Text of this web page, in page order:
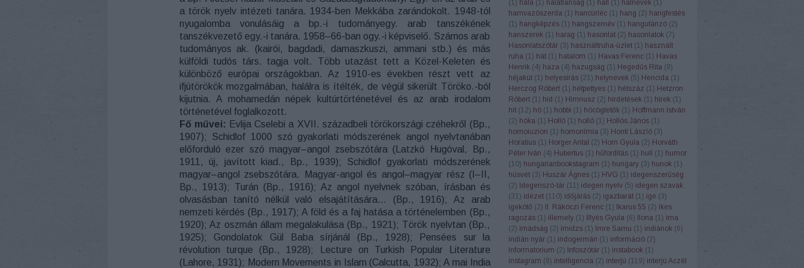
a török nyelv intézeti tanára. 1934-ben Mekkába zarándokolt. 1948-tól
nyugalomba vonulásáig a bp.-i tudományegy. arab tanszékének
tanszékvezető egy.-i tanára. 1958–66-ban ogy.-i képviselő. Számos arab
tudományos ak. (kairói, bagdadi, damaszkuszi, ammani stb.) és más
külföldi tudós társ. tagja volt. Több utazást tett a Közel-Keleten és
különböző európai országokban. Az 1910-es években részt vett az
ifjútörökök mozgalmában, halálra is ítélték, de végül sikerült Töröko.-ból
kijutnia. A mohamedán népek kultúrtörténetével és az arab irodalom
történetével foglalkozott.
Fő művei: Evlija Cselebi a XVII. századbeli törökországi czéhekről (Bp.,
1907); Schidlof 1000 szó gyakorlati módszerének angol nyelvtanában
előforduló ezer szó magyar–angol zsebszótára (Latzkó Hugóval, Bp.,
1911, új, javított kiad., Bp., 1939); Schidlof gyakorlati módszerének
magyar–angol zsebszótára. Magyar-angol és angol–magyar rész (I–II,
Bp., 1913); Turán (Bp., 1916); Az angol nyelvnek szóban, írásban és
olvasásban tanító nélkül való elsajátítására… (Bp., 1916); Az arab
nemzeti kérdés (Bp., 1917); A föld és a faj hatása a történelemben (Bp.,
1920); Az oszmán állam megalakulása (Bp., 1921); Török nyelvtan (Bp.,
1925); Gondolatok Gül Baba sírjánál (Bp., 1928); Pensées sur la
révolution turque (Bp., 1928); Lecture on Turkish Popular Literature
(Lahore, 1931); Modern Movements in Islam (Calcutta, 1932); A mai India
(1 ) hála (1 ) hálátlanság (1 ) hall (1 ) halnevek (1 )
hamvazószerda (1 ) hancúrléc (1 ) hang (2) hangfestés
(1 ) hangképzés (1 ) hangszernév (1 ) hangutánzó (2)
hanszerek (1 ) harag (1 ) hasonlat (2) hasonlatok (7)
Hasonlatszótár (3) használtruha-üzlet (1 ) használt
ruha (1 ) hát (1 ) hatalom (1 ) Havas Ferenc (1 ) Havas
Henrik (4) haza (4) hazugság (1 ) Hegedűs Rita (8)
héjakút (1 ) helyesírás (21 ) helynevek (5) Hencida (1 )
Herczog Róbert (1 ) hétpettyes (1 ) hétszáz (1 ) Hetzron
Róbert (1 ) híd (1 ) Himnusz (2) hirdetések (1 ) hírek (1 )
hit (12) hó (1 ) hobbi (1 ) höcögtetők (1 ) Hoffmann István
(2) hóka (1 ) Holló (1 ) holló (1 ) Hollós János (1 )
homoiuzion (1 ) homonímia (3) Honti László (3)
Horatius (1 ) Horger Antal (2) Horn Gyula (2) Horváth
Péter Iván (4) Hubertus (1 ) hűfordítás (1 ) hull (1 ) humor
(10) hungarianbookstagram (1 ) hungary (3) hunok (1 )
húsvét (3) Huszár Ágnes (1 ) HVG (1 ) idegenszerűség
(2) Idegenszó-tár (11 ) idegen nyelv (5) idegen szavak
(31 ) idézet (110) időjárás (2) igazbarát (1 ) ige (3)
igekötő (2) II. Rákóczi Ferenc (1 ) Ikarus 55 (2) ikes
ragozás (1 ) illemely (1 ) Illyés Gyula (6) Ilona (1 ) ima
(2) imádság (2) imidzs (1 ) Imre Samu (1 ) indiánok (6)
indián nyár (1 ) indogermán (1 ) információ (2)
Informatorium (2) Infoszótár (1 ) instabook (1 )
instagram (8) intelligencia (2) interjú (119) interjú Aczél